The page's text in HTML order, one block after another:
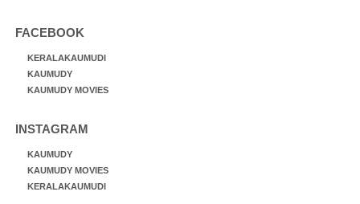
FACEBOOK
KERALAKAUMUDI
KAUMUDY
KAUMUDY MOVIES
INSTAGRAM
KAUMUDY
KAUMUDY MOVIES
KERALAKAUMUDI